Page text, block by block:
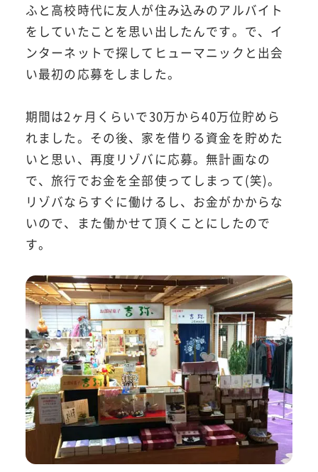
ふと高校時代に友人が住み込みのアルバイト
をしていたことを思い出したんです。で、イ
ンターネットで探してヒューマニックと出会
い最初の応募をしました。
期間は2ヶ月くらいで30万から40万位貯めら
れました。その後、家を借りる資金を貯めた
いと思い、再度リゾバに応募。無計画なの
で、旅行でお金を全部使ってしまって(笑)。
リゾバならすぐに働けるし、お金がかからな
いので、また働かせて頂くことにしたので
す。